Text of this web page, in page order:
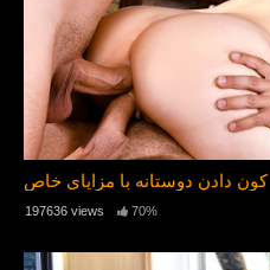
کون دادن دوستانه با مزایای خاص
197636 views 70%